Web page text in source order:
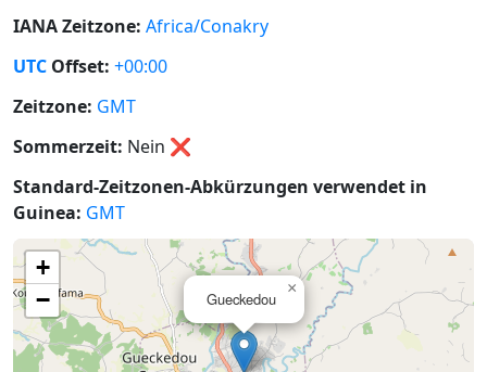
IANA Zeitzone: Africa/Conakry
UTC Offset: +00:00
Zeitzone: GMT
Sommerzeit: Nein ❌
Standard-Zeitzonen-Abkürzungen verwendet in
Guinea: GMT
Gueckedou
×
+
−